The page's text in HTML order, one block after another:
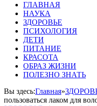
ГЛАВНАЯ
НАУКА
ЗДОРОВЬЕ
ПСИХОЛОГИЯ
ДЕТИ
ПИТАНИЕ
КРАСОТА
ОБРАЗ ЖИЗНИ
ПОЛЕЗНО ЗНАТЬ
Вы здесь:Главная»
пользоваться лаком для